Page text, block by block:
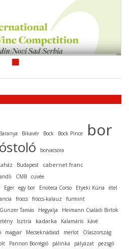
Baranya Bikavér Bock Bock Pince bor
borvacsora
Budapest cabernet franc
CMB cuvée
Eger egy bor Enoteca Corso Etyeki Kúria
étel
fröccs fröccs-kalauz furmint
Günzer Tamás Hegyalja
Heimann Családi Birtok
Isztria kadarka Kalamáris
kávé
magyar Mecseknádasd merlot Olaszország
Pannon Borrégió pálinka pályázat pezsgő